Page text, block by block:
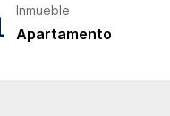
Inmueble
Apartamento